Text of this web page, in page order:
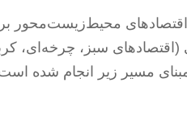
محیط‌زیست‌محور بر
سبز، چرخه‌ای،